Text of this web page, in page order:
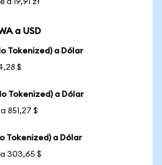
a 19,91 zł
a USD
Tokenized) a Dólar
$
Tokenized) a Dólar
851,27 $
Tokenized) a Dólar
303,65 $